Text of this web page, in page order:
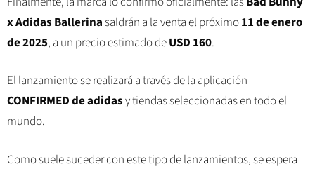
x Adidas Ballerina saldrán a la venta el próximo11 de enero
de 2025, a un precio estimado deUSD 160.
El lanzamiento se realizará a través de la aplicación
CONFIRMED de adidasy tiendas seleccionadas en todo el
mundo.
Como suele suceder con este tipo de lanzamientos, se espera